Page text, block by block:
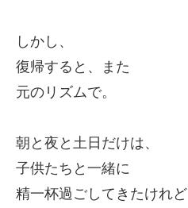
しかし、
復帰すると、また
元のリズムで。
朝と夜と土日だけは、
子供たちと一緒に
精一杯過ごしてきたけれど